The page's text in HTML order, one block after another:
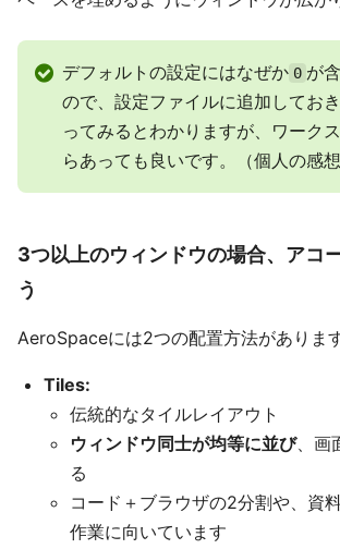
デフォルトの設定にはなぜか 0 が
ので、設定ファイルに追加してお
ってみるとわかりますが、ワーク
らあっても良いです。（個人の感想
3つ以上のウィンドウの場合、アコ
う
AeroSpaceには2つの配置方法があります
Tiles:
伝統的なタイルレイアウト
ウィンドウ同士が均等に並び、画
る
コード＋ブラウザの2分割や、資
作業に向いています